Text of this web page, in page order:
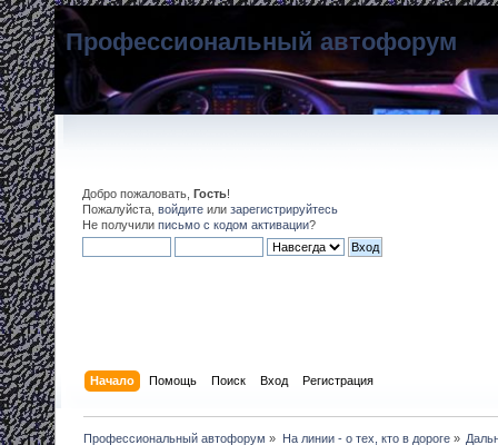
Профессиональный автофорум
Добро пожаловать, Гость!
Пожалуйста, войдите или зарегистрируйтесь
Не получили письмо с кодом активации?
Начало Помощь Поиск Вход Регистрация
Профессиональный автофорум » На линии - о тех, кто в дороге»